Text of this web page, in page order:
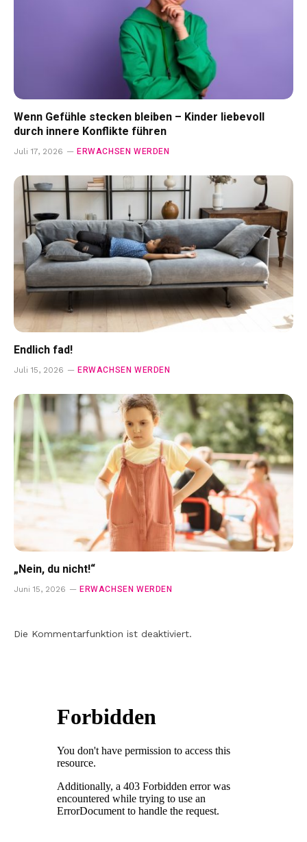
Wenn Gefühle stecken bleiben – Kinder liebevoll
durch innere Konflikte führen
Juli 17, 2026 ERWACHSEN WERDEN
Endlich fad!
Juli 15, 2026 ERWACHSEN WERDEN
„Nein, du nicht!“
Juni 15, 2026 ERWACHSEN WERDEN
Die Kommentarfunktion ist deaktiviert.